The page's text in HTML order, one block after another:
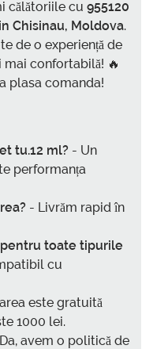
călătoriile cu 955120
Chisinau, Moldova.
de o experiență de
mai confortabilă! 🔥
plasa comanda!
tu.12 ml? - Un
performanța
- Livrăm rapid în
toate tipurile
cu
este gratuită
1000 lei.
avem o politică de